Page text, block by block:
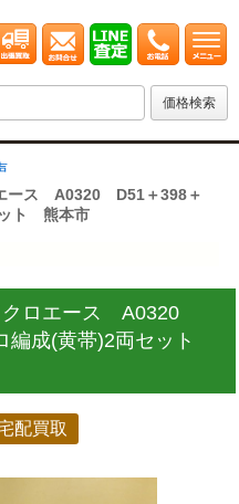
ース A0320 D51＋398＋
ト 熊本市
ロエース A0320
編成(黄帯)2両セット
配買取